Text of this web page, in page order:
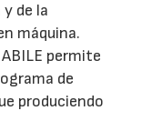
de la
máquina.
permite
de
produciendo